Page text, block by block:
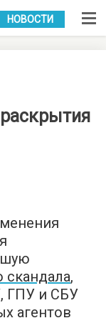
УКР РУС
НОВОСТИ
скандала,
ГПУ и СБУ
агентов